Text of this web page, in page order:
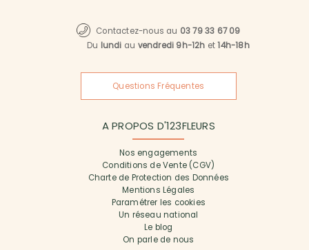
Contactez-nous au 03 79 33 67 09
Du lundi au vendredi 9h-12h et14h-18h
Questions Fréquentes
A PROPOS D'123FLEURS
Nos engagements
Conditions de Vente (CGV)
Charte de Protection des Données
Mentions Légales
Paramétrer les cookies
Un réseau national
Le blog
On parle de nous